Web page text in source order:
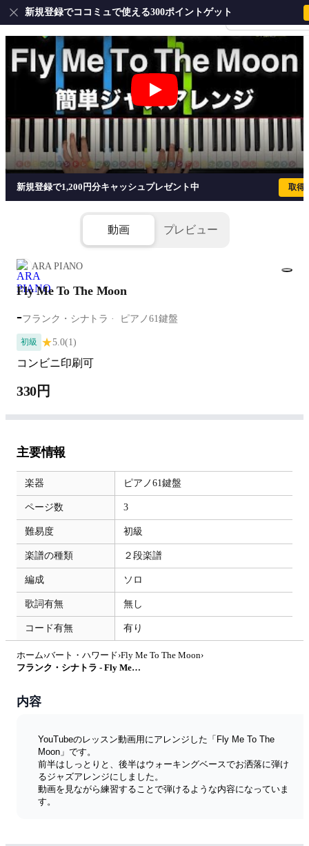
会員登録・ログイ
新規登録でココミュで使える300ポイントゲット
Fly Me To The Moon - フランク・シ
新規登録で1,200円分キャッシュプレゼント中 取得
動画 プレビュー
ARA PIANO
Fly Me To The Moon
-フランク・シナトラ ピアノ61鍵盤
初級 ★5.0(1)
コンビニ印刷可
330円
主要情報
楽器 ピアノ61鍵盤
ページ数 3
難易度 初級
楽譜の種類 ２段楽譜
編成 ソロ
歌詞有無 無し
コード有無 有り
ホーム›バート・ハワード›Fly Me To The Moon›
フランク・シナトラ - Fly Me To The Moon by 新本和正
内容
YouTubeのレッスン動画用にアレンジした「Fly Me To The
Moon」です。
前半はしっとりと、後半はウォーキングベースでお洒落に弾け
るジャズアレンジにしました。
動画を見ながら練習することで弾けるような内容になっていま
す。